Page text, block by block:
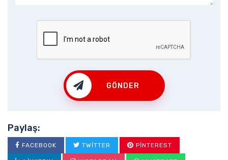
GÖNDER
Paylaş:
FACEBOOK TWITTER PINTEREST